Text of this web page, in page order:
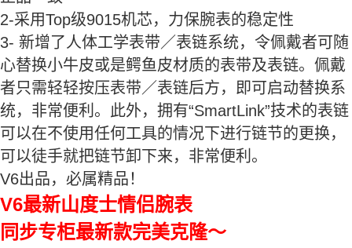
2-采用Top级9015机芯，力保腕表的稳定性
3- 新增了人体工学表带／表链系统，令佩戴者可随
心替换小牛皮或是鳄鱼皮材质的表带及表链。佩戴
者只需轻轻按压表带／表链后方，即可启动替换系
统，非常便利。此外，拥有“SmartLink”技术的表链
可以在不使用任何工具的情况下进行链节的更换，
可以徒手就把链节卸下来，非常便利。
V6出品，必属精品！
V6最新山度士情侣腕表
同步专柜最新款完美克隆～